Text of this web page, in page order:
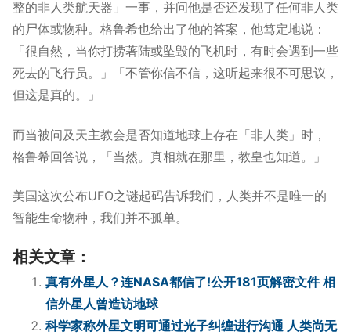
整的非人类航天器」一事，并问他是否还发现了任何非人类
的尸体或物种。格鲁希也给出了他的答案，他笃定地说：
「很自然，当你打捞著陆或坠毁的飞机时，有时会遇到一些
死去的飞行员。」「不管你信不信，这听起来很不可思议，
但这是真的。」
而当被问及天主教会是否知道地球上存在「非人类」时，
格鲁希回答说，「当然。真相就在那里，教皇也知道。」
美国这次公布UFO之谜起码告诉我们，人类并不是唯一的
智能生命物种，我们并不孤单。
相关文章：
真有外星人？连NASA都信了!公开181页解密文件 相
信外星人曾造访地球
科学家称外星文明可通过光子纠缠进行沟通 人类尚无